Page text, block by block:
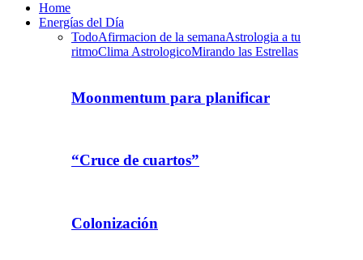
Home
Energías del Día
TodoAfirmacion de la semanaAstrologia a tu
ritmoClima AstrologicoMirando las Estrellas
Moonmentum para planificar
“Cruce de cuartos”
Colonización